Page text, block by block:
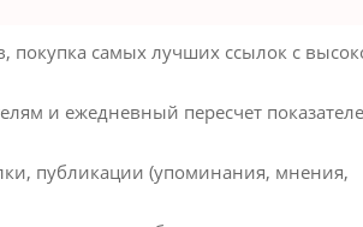
самых лучших ссылок с
и ежедневный пересчет
публикации (упоминания, мнения,